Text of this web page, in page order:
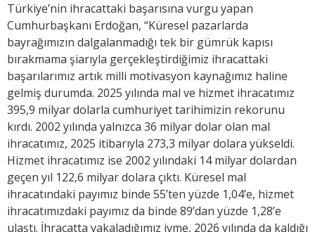
Türkiye’nin ihracattaki başarısına vurgu yapan
Cumhurbaşkanı Erdoğan, “Küresel pazarlarda
bayrağımızın dalgalanmadığı tek bir gümrük kapısı
bırakmama şiarıyla gerçekleştirdiğimiz ihracattaki
başarılarımız artık milli motivasyon kaynağımız haline
gelmiş durumda. 2025 yılında mal ve hizmet ihracatımız
395,9 milyar dolarla cumhuriyet tarihimizin rekorunu
kırdı. 2002 yılında yalnızca 36 milyar dolar olan mal
ihracatımız, 2025 itibarıyla 273,3 milyar dolara yükseldi.
Hizmet ihracatımız ise 2002 yılındaki 14 milyar dolardan
geçen yıl 122,6 milyar dolara çıktı. Küresel mal
ihracatındaki payımız binde 55’ten yüzde 1,04’e, hizmet
ihracatımızdaki payımız da binde 89’dan yüzde 1,28’e
ulaştı. İhracatta yakaladığımız ivme, 2026 yılında da kaldığı